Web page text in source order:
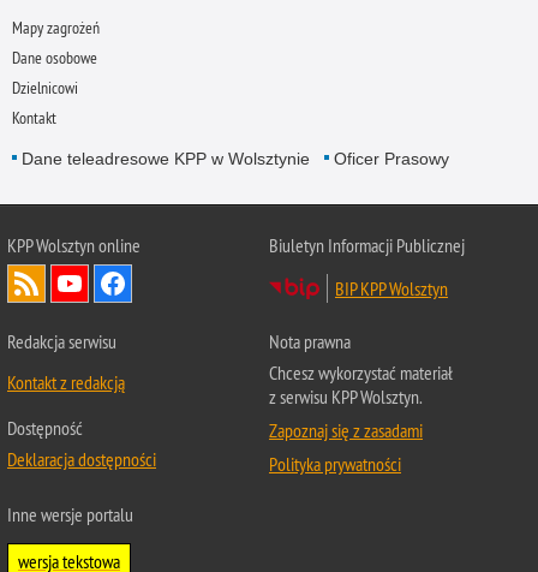
Mapy zagrożeń
Dane osobowe
Dzielnicowi
Kontakt
Dane teleadresowe KPP w Wolsztynie Oficer Prasowy
KPP Wolsztyn online
Biuletyn Informacji Publicznej
BIP KPP Wolsztyn
Redakcja serwisu
Kontakt z redakcją
Dostępność
Deklaracja dostępności
Nota prawna
Chcesz wykorzystać materiał
z serwisu KPP Wolsztyn.
Zapoznaj się z zasadami
Polityka prywatności
Inne wersje portalu
wersja tekstowa